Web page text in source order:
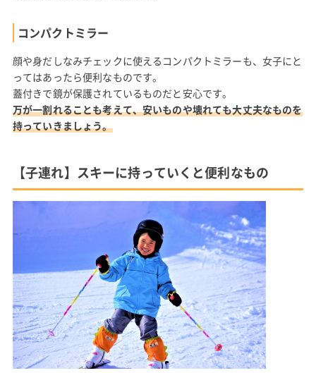
コンパクトミラー
顔や身だしなみチェックに使えるコンパクトミラーも、女子にと
ってはあったら便利なものです。
蓋付きで鏡が保護されているものだと安心です。
万が一割れることも考えて、安いものや壊れても大丈夫なものを
持っていきましょう。
【子連れ】スキーに持っていくと便利なもの